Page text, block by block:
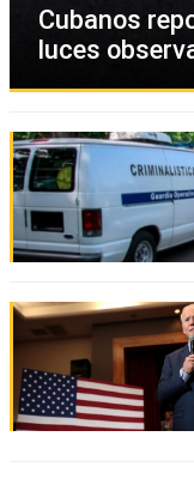
Cubanos
luces